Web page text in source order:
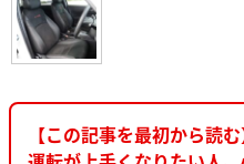
【この記事を最初から読む